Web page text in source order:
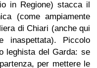
in Regione) stacca il
(come ampiamente
di Chiari (anche qui
inaspettata). Piccolo
leghista del Garda: se
per mettere le